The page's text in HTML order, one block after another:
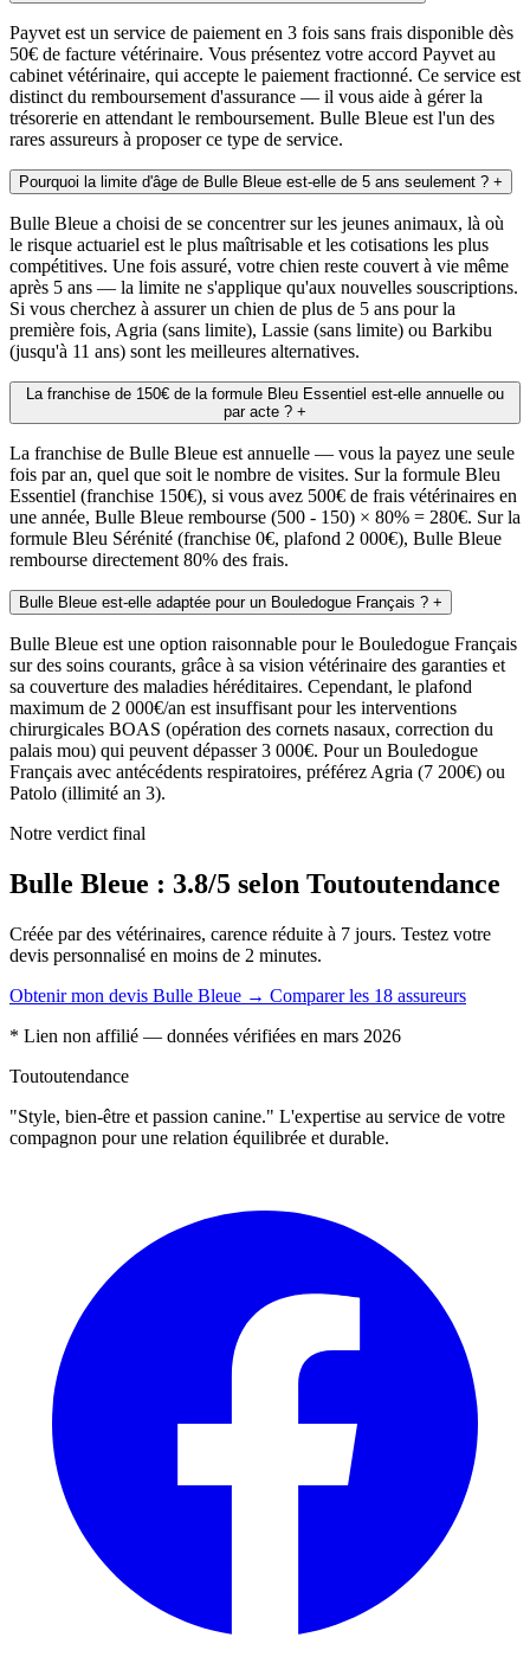
Payvet est un service de paiement en 3 fois sans frais disponible dès
50€ de facture vétérinaire. Vous présentez votre accord Payvet au
cabinet vétérinaire, qui accepte le paiement fractionné. Ce service est
distinct du remboursement d'assurance — il vous aide à gérer la
trésorerie en attendant le remboursement. Bulle Bleue est l'un des
rares assureurs à proposer ce type de service.
Pourquoi la limite d'âge de Bulle Bleue est-elle de 5 ans seulement ? +
Bulle Bleue a choisi de se concentrer sur les jeunes animaux, là où
le risque actuariel est le plus maîtrisable et les cotisations les plus
compétitives. Une fois assuré, votre chien reste couvert à vie même
après 5 ans — la limite ne s'applique qu'aux nouvelles souscriptions.
Si vous cherchez à assurer un chien de plus de 5 ans pour la
première fois, Agria (sans limite), Lassie (sans limite) ou Barkibu
(jusqu'à 11 ans) sont les meilleures alternatives.
La franchise de 150€ de la formule Bleu Essentiel est-elle annuelle ou
par acte ? +
La franchise de Bulle Bleue est annuelle — vous la payez une seule
fois par an, quel que soit le nombre de visites. Sur la formule Bleu
Essentiel (franchise 150€), si vous avez 500€ de frais vétérinaires en
une année, Bulle Bleue rembourse (500 - 150) × 80% = 280€. Sur la
formule Bleu Sérénité (franchise 0€, plafond 2 000€), Bulle Bleue
rembourse directement 80% des frais.
Bulle Bleue est-elle adaptée pour un Bouledogue Français ? +
Bulle Bleue est une option raisonnable pour le Bouledogue Français
sur des soins courants, grâce à sa vision vétérinaire des garanties et
sa couverture des maladies héréditaires. Cependant, le plafond
maximum de 2 000€/an est insuffisant pour les interventions
chirurgicales BOAS (opération des cornets nasaux, correction du
palais mou) qui peuvent dépasser 3 000€. Pour un Bouledogue
Français avec antécédents respiratoires, préférez Agria (7 200€) ou
Patolo (illimité an 3).
Notre verdict final
Bulle Bleue : 3.8/5 selon Toutoutendance
Créée par des vétérinaires, carence réduite à 7 jours. Testez votre
devis personnalisé en moins de 2 minutes.
Obtenir mon devis Bulle Bleue → Comparer les 18 assureurs
* Lien non affilié — données vérifiées en mars 2026
Toutoutendance
"Style, bien-être et passion canine." L'expertise au service de votre
compagnon pour une relation équilibrée et durable.